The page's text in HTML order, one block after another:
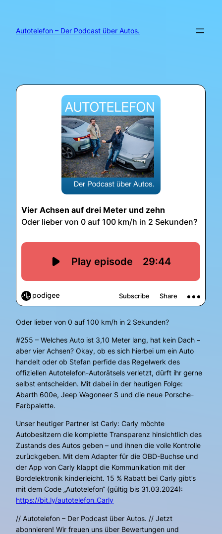
springen
Autotelefon – Der Podcast über Autos.
Oder lieber von 0 auf 100 km/h in 2 Sekunden?
#255 – Welches Auto ist 3,10 Meter lang, hat kein Dach –
aber vier Achsen? Okay, ob es sich hierbei um ein Auto
handelt oder ob Stefan perfide das Regelwerk des
offiziellen Autotelefon-Autorätsels verletzt, dürft ihr gerne
selbst entscheiden. Mit dabei in der heutigen Folge:
Abarth 600e, Jeep Wagoneer S und die neue Porsche-
Farbpalette.
Unser heutiger Partner ist Carly: Carly möchte
Autobesitzern die komplette Transparenz hinsichtlich des
Zustands des Autos geben – und ihnen die volle Kontrolle
zurückgeben. Mit dem Adapter für die OBD-Buchse und
der App von Carly klappt die Kommunikation mit der
Bordelektronik kinderleicht. 15 % Rabatt bei Carly gibt’s
mit dem Code „Autotelefon“ (gültig bis 31.03.2024):
https://bit.ly/autotelefon_Carly
// Autotelefon – Der Podcast über Autos. // Jetzt
abonnieren! Wir freuen uns über Bewertungen und